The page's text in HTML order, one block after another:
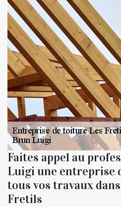
Faites appel au
Luigi une entreprise
tous vos travaux
Fretils